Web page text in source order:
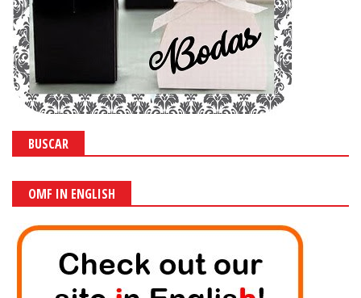
BUSCAR
OMF IN ENGLISH